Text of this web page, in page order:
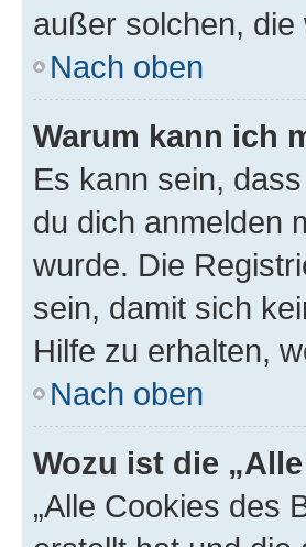
außer solchen,
Nach oben
Warum kann ich
Es kann sein,
du dich anmelden
wurde. Die
sein, damit sich
Hilfe zu erhalten,
Nach oben
Wozu ist die
„Alle Cookies des